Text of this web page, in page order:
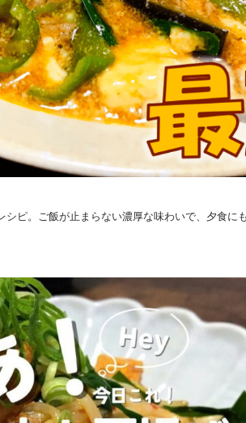
ピ。ご飯が止まらない濃厚な味わいで、夕食に